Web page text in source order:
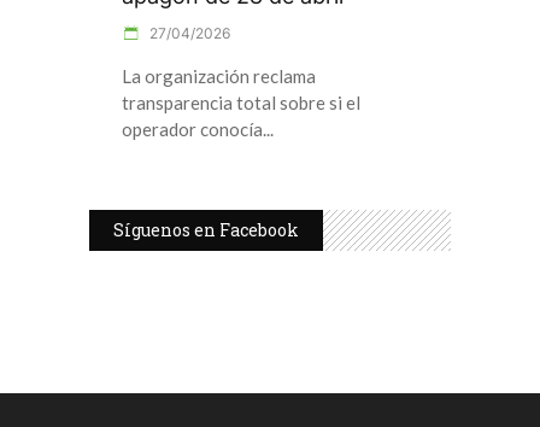
27/04/2026
La organización reclama
transparencia total sobre si el
operador conocía
Síguenos en Facebook